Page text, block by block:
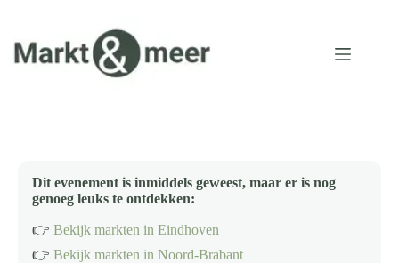
inhoud
Dit evenement is inmiddels geweest, maar er is nog
genoeg leuks te ontdekken:
👉 Bekijk markten in Eindhoven
👉 Bekijk markten in Noord-Brabant